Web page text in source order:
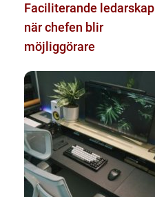
Faciliterande ledarskap
när chefen blir
möjliggörare